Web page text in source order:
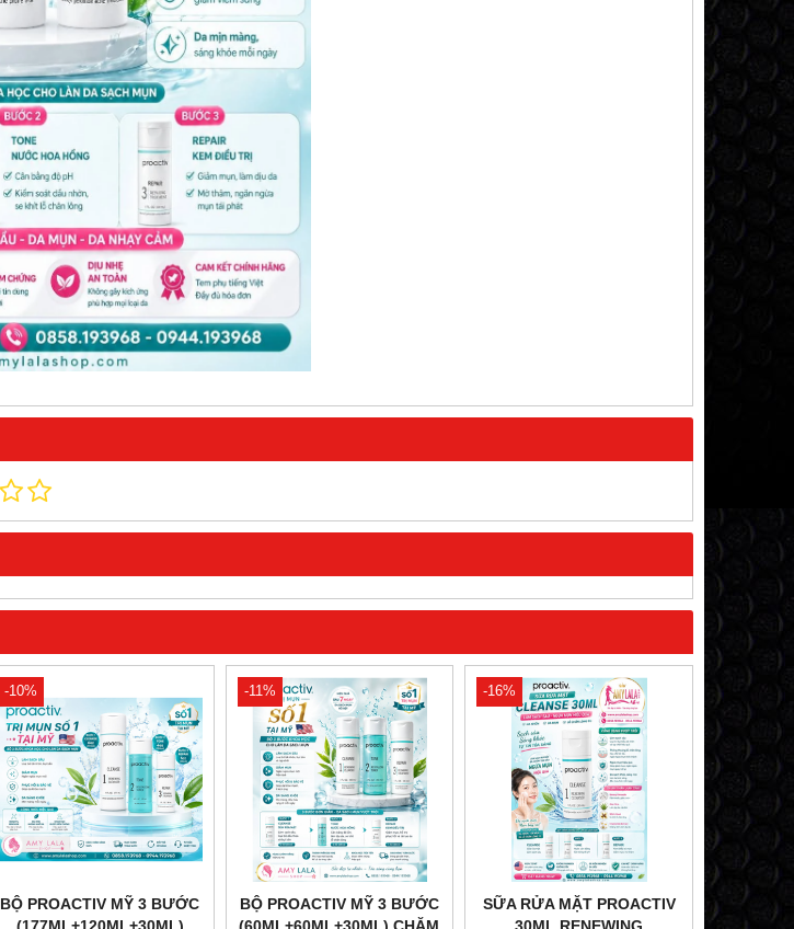
-10%
BỘ PROACTIV MỸ 3 BƯỚC
-11%
BỘ PROACTIV MỸ 3 BƯỚC
-16%
SỮA RỬA MẶT PROACTIV